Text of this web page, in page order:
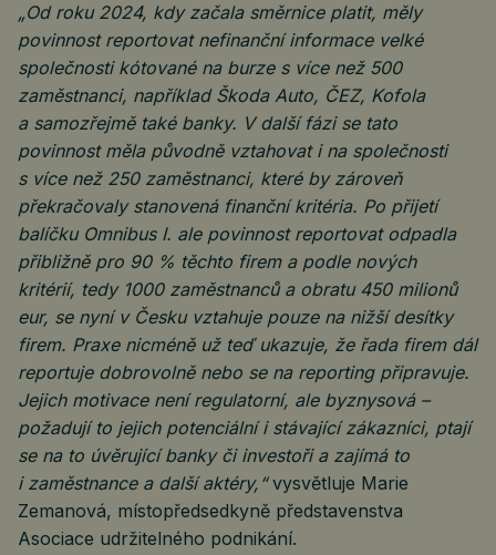
„Od roku 2024, kdy začala směrnice platit, měly
povinnost reportovat nefinanční informace velké
společnosti kótované na burze s více než 500
zaměstnanci, například Škoda Auto, ČEZ, Kofola
a samozřejmě také banky. V další fázi se tato
povinnost měla původně vztahovat i na společnosti
s více než 250 zaměstnanci, které by zároveň
překračovaly stanovená finanční kritéria. Po přijetí
balíčku Omnibus I. ale povinnost reportovat odpadla
přibližně pro 90 % těchto firem a podle nových
kritérií, tedy 1000 zaměstnanců a obratu 450 milionů
eur, se nyní v Česku vztahuje pouze na nižší desítky
firem. Praxe nicméně už teď ukazuje, že řada firem dál
reportuje dobrovolně nebo se na reporting připravuje.
Jejich motivace není regulatorní, ale byznysová –
požadují to jejich potenciální i stávající zákazníci, ptají
se na to úvěrující banky či investoři a zajímá to
i zaměstnance a další aktéry,“vysvětluje Marie
Zemanová, místopředsedkyně představenstva
Asociace udržitelného podnikání.